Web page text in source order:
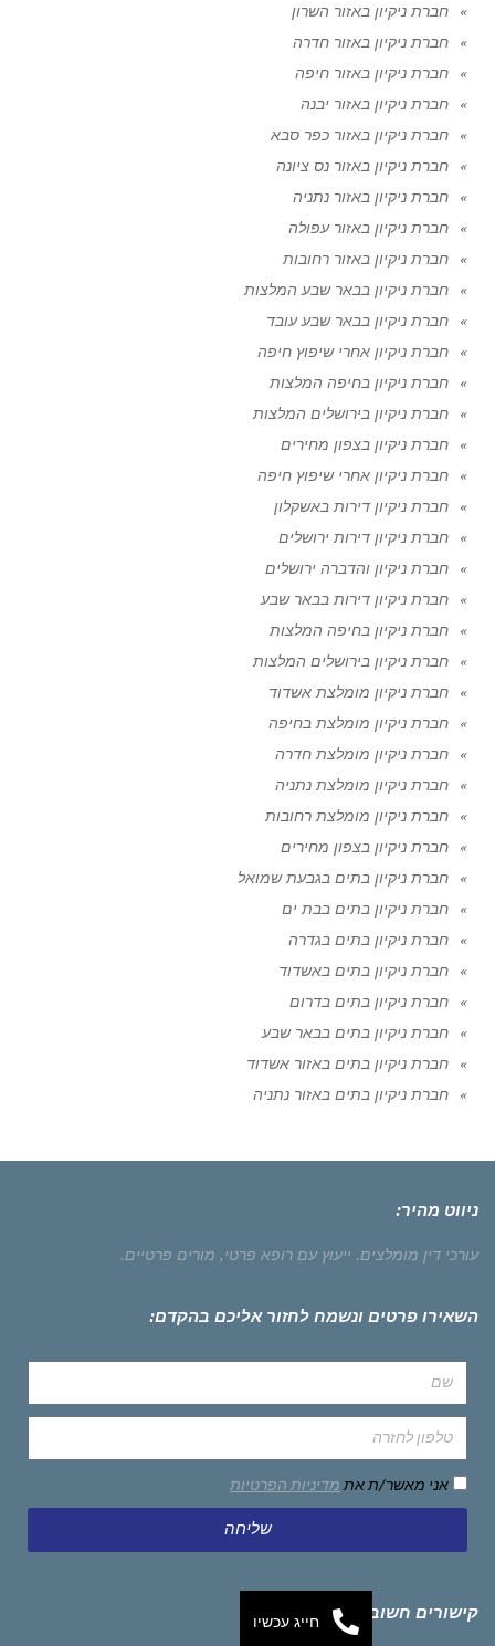
חברת ניקיון באזור השרון
חברת ניקיון באזור חדרה
חברת ניקיון באזור חיפה
חברת ניקיון באזור יבנה
חברת ניקיון באזור כפר סבא
חברת ניקיון באזור נס ציונה
חברת ניקיון באזור נתניה
חברת ניקיון באזור עפולה
חברת ניקיון באזור רחובות
חברת ניקיון בבאר שבע המלצות
חברת ניקיון בבאר שבע עובד
חברת ניקיון אחרי שיפוץ חיפה
חברת ניקיון בחיפה המלצות
חברת ניקיון בירושלים המלצות
חברת ניקיון בצפון מחירים
חברת ניקיון אחרי שיפוץ חיפה
חברת ניקיון דירות באשקלון
חברת ניקיון דירות ירושלים
חברת ניקיון והדברה ירושלים
חברת ניקיון דירות בבאר שבע
חברת ניקיון בחיפה המלצות
חברת ניקיון בירושלים המלצות
חברת ניקיון מומלצת אשדוד
חברת ניקיון מומלצת בחיפה
חברת ניקיון מומלצת חדרה
חברת ניקיון מומלצת נתניה
חברת ניקיון מומלצת רחובות
חברת ניקיון בצפון מחירים
חברת ניקיון בתים בגבעת שמואל
חברת ניקיון בתים בבת ים
חברת ניקיון בתים בגדרה
חברת ניקיון בתים באשדוד
חברת ניקיון בתים בדרום
חברת ניקיון בתים בבאר שבע
חברת ניקיון בתים באזור אשדוד
חברת ניקיון בתים באזור נתניה
ניווט מהיר:
עורכי דין מומלצים. ייעוץ עם רופא פרטי, מורים פרטיים.
השאירו פרטים ונשמח לחזור אליכם בהקדם:
אני מאשר/ת את מדיניות הפרטיות
שליחה
קישורים חשובים חייג עכשיו